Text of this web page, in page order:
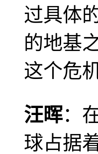
过具体
的地基
这个危
汪晖：
球占据